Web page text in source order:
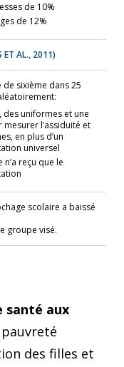
de 10%
de 12%
ET AL., 2011)
sixième dans 25
des uniformes et une
mesurer l’assiduité et
en plus d’un
universel
reçu que le
scolaire a baissé
groupe visé.
santé aux
des filles et